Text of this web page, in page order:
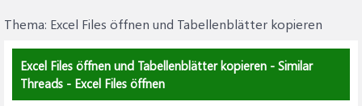
Thema: Excel Files öffnen und Tabellenblätter kopieren
Excel Files öffnen und Tabellenblätter kopieren - Similar
Threads - Excel Files öffnen